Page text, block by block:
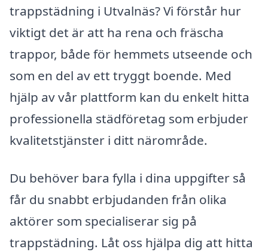
trappstädning i Utvalnäs? Vi förstår hur
viktigt det är att ha rena och fräscha
trappor, både för hemmets utseende och
som en del av ett tryggt boende. Med
hjälp av vår plattform kan du enkelt hitta
professionella städföretag som erbjuder
kvalitetstjänster i ditt närområde.
Du behöver bara fylla i dina uppgifter så
får du snabbt erbjudanden från olika
aktörer som specialiserar sig på
trappstädning. Låt oss hjälpa dig att hitta